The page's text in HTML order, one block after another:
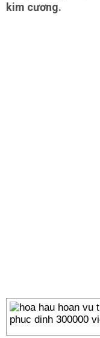
kim cương.